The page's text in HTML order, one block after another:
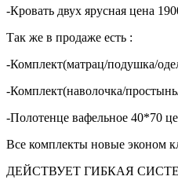
-Кровать двух ярусная цена
Так же в продаже есть :
-Комплект(матрац/подушка/
-Комплект(наволочка/
-Полотенце вафельное 40*70
Все комплекты новые эконом
ДЕЙСТВУЕТ ГИБКАЯ